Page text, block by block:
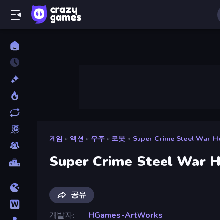
게임 » 액션 » 우주 » 로봇 » Super Crime Steel War
Super Crime Steel War
공유
개발자
HGames-ArtWorks